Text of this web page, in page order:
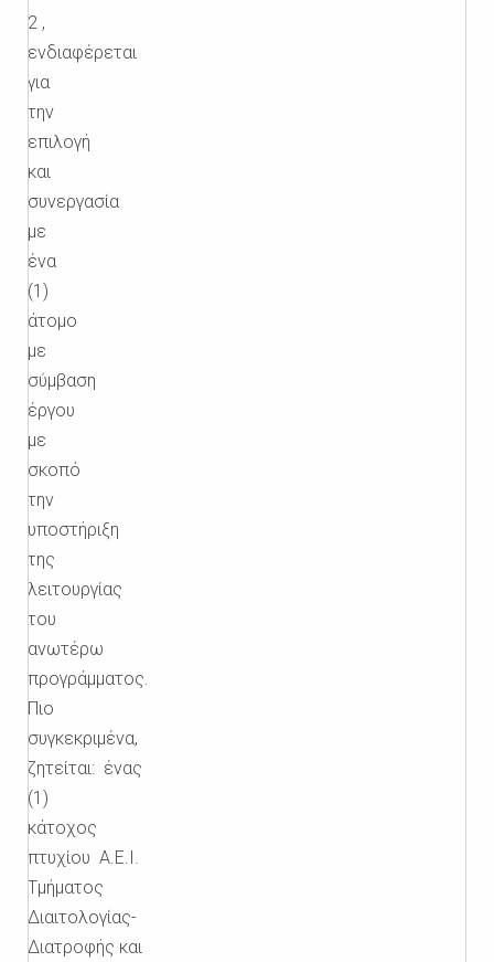
2 ,
ενδιαφέρεται
για
την
επιλογή
και
συνεργασία
με
ένα
(1)
άτομο
με
σύμβαση
έργου
με
σκοπό
την
υποστήριξη
της
λειτουργίας
του
ανωτέρω
προγράμματος.
Πιο
συγκεκριμένα,
ζητείται: ένας
(1)
κάτοχος
πτυχίου Α.Ε.Ι.
Τμήματος
Διαιτολογίας-
Διατροφής και